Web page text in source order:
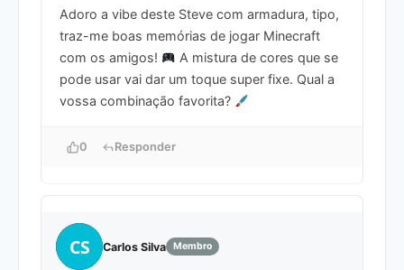
Adoro a vibe deste Steve com armadura, tipo,
traz-me boas memórias de jogar Minecraft
com os amigos!
A mistura de cores que se
pode usar vai dar um toque super fixe. Qual a
vossa combinação favorita?
0 Responder
CS Carlos Silva Membro